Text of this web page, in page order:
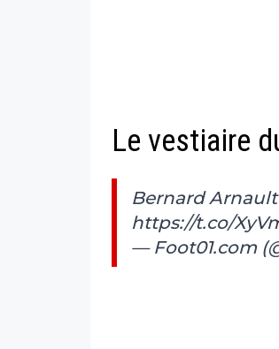
Le vestiaire
Bernard Arnault
https://t.co/
— Foot01.com